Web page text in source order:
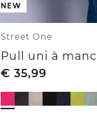
NEW
Street One
€ 35,99